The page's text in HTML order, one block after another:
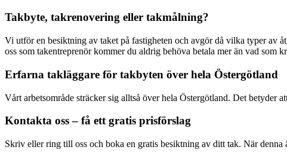
Takbyte, takrenovering eller takmålning?
Vi utför en besiktning av taket på fastigheten och avgör då vilka typer av
oss som takentreprenör kommer du aldrig behöva betala mer än vad som
Erfarna takläggare för takbyten över hela Östergötland
Vårt arbetsområde sträcker sig alltså över hela Östergötland. Det
Kontakta oss – få ett gratis prisförslag
Skriv eller ring till oss och boka en gratis besiktning av ditt tak. När